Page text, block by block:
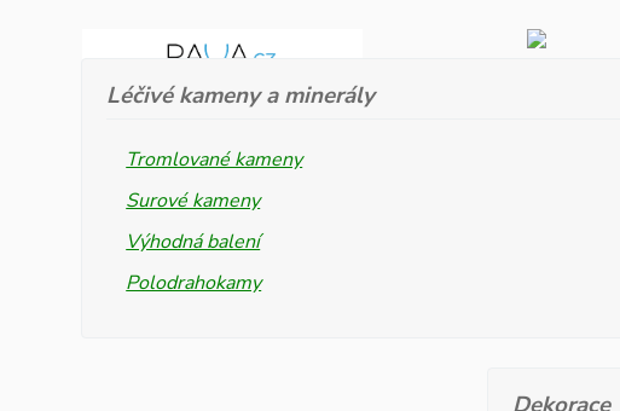
Léčivé kameny a minerály
Tromlované kameny
Surové kameny
Výhodná balení
Polodrahokamy